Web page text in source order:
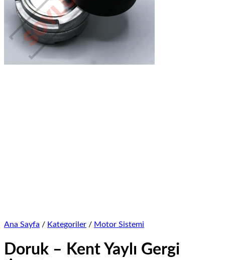
Ana Sayfa / Kategoriler / Motor Sistemi
Doruk – Kent Yaylı Gergi